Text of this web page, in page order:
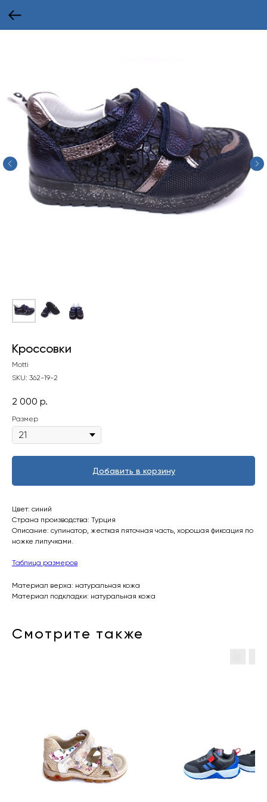
Кроссовки
Motti
SKU: 362-19-2
2 000 р.
Размер
Добавить в корзину
Цвет: синий
Страна производства: Турция
Описание: супинатор, жесткая пяточная часть, хорошая фиксация по
ножке липучками.
Таблица размеров
Материал верха: натуральная кожа
Материал подкладки: натуральная кожа
Смотрите также